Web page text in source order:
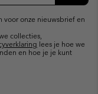
voor onze nieuwsbrief en
collecties,
lees je hoe we
en hoe je je kunt